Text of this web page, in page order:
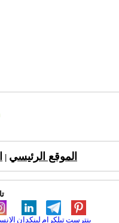
الموقع الرئيسي
لينكدإن تيلكرامبنترست